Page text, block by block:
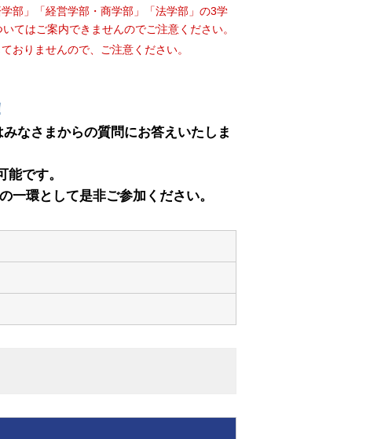
部」「経営学部・商学部」「法学部」の3学
てはご案内できませんのでご注意ください。
おりませんので、ご注意ください。
なさまからの質問にお答えいたしま
です。
環として是非ご参加ください。